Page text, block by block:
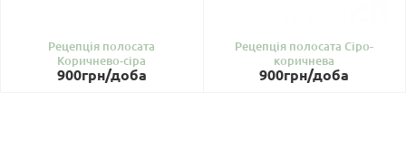
Рецепція полосата
Коричнево-сіра
900грн/доба
Рецепція полосата Сіро-
коричнева
900грн/доба